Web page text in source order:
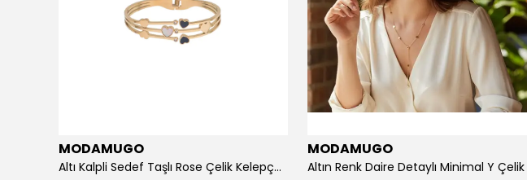
MODAMUGO
Altı Kalpli Sedef Taşlı Rose Çelik Kelepçe Bileklik
MODAMUGO